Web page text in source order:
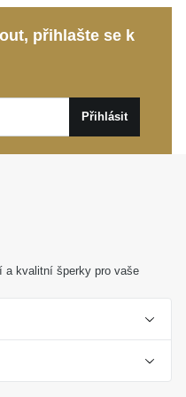
události.
dárek,
přihlašte se k
Přihlásit
a kvalitní šperky pro vaše